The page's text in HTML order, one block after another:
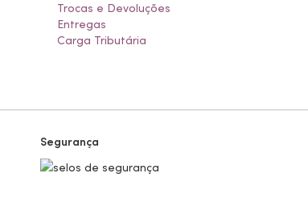
Trocas e Devoluções
Entregas
Carga Tributária
Segurança